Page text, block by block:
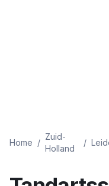
Home /
Zuid-
Holland
/